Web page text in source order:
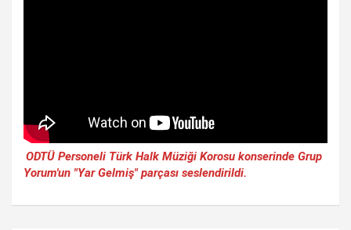
ODTÜ Personeli Türk Halk Müziği Korosu konserinde Grup
Yorum'un "Yar Gelmiş" parçası seslendirildi.